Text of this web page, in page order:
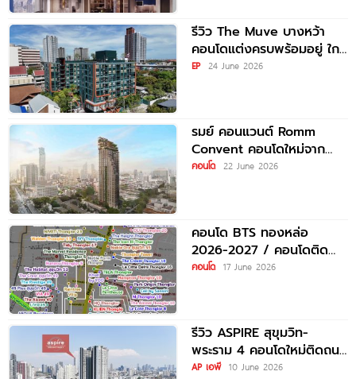
รีวิว The Muve บางหว้า
คอนโดแต่งครบพร้อมอยู่ ใกล้
ม.สยาม และ Interchange
EP 24 June 2026
รมย์ คอนแวนต์ Romm
Convent คอนโดใหม่จาก
Proud Real Estate ตรง
คอนโด 22 June 2026
คอนโด BTS ทองหล่อ
2026-2027 / คอนโดติด
รถไฟฟ้า BTS ทองหล่อ
คอนโด 17 June 2026
รีวิว ASPIRE สุขุมวิท-
พระราม 4 คอนโดใหม่ติดถนน
พระราม 4 ใกล้ BTS
AP เอพี 10 June 2026